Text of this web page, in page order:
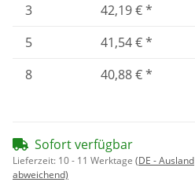
3
42,19 €*
5
41,54 €*
8
40,88 €*
Sofort verfügbar
Lieferzeit: 10 - 11 Werktage (DE - Ausland
abweichend)